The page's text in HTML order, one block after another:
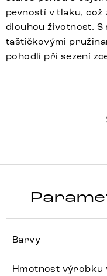
pevností v tlaku,
dlouhou životnost. S
taštičkovými
pohodlí při sezení
ZOA-
Barvy
Hmotnost výrobku